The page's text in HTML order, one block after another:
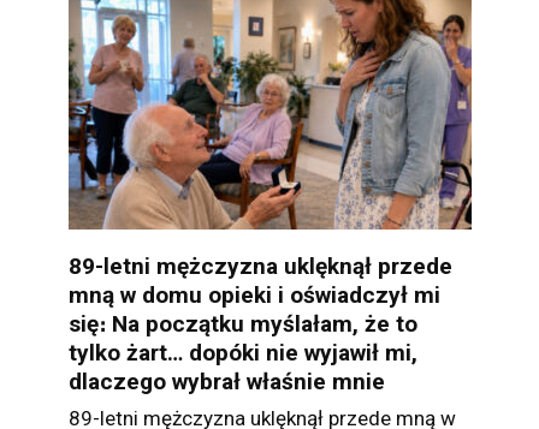
89-letni mężczyzna uklęknął przede
mną w domu opieki i oświadczył mi
się։ Na początku myślałam, że to
tylko żart… dopóki nie wyjawił mi,
dlaczego wybrał właśnie mnie
89-letni mężczyzna uklęknął przede mną w